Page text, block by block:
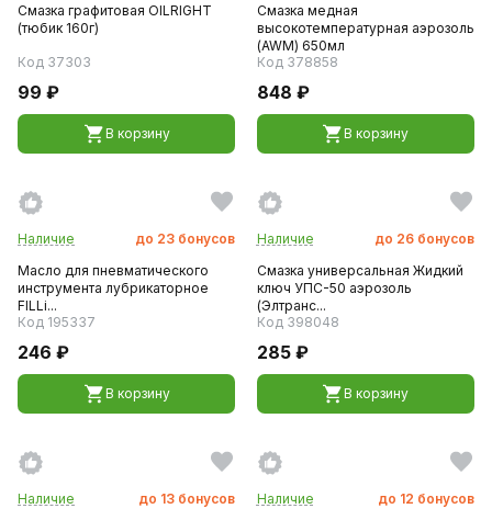
Смазка графитовая OILRIGHT
(тюбик 160г)
Код 37303
99 ₽
В корзину
Смазка медная
высокотемпературная аэрозоль
(AWM) 650мл
Код 378858
848 ₽
В корзину
Наличие до 23 бонусов
Масло для пневматического
инструмента лубрикаторное
FILLi...
Код 195337
246 ₽
В корзину
Наличие до 26 бонусов
Смазка универсальная Жидкий
ключ УПС-50 аэрозоль
(Элтранс...
Код 398048
285 ₽
В корзину
Наличие до 13 бонусов
Наличие до 12 бонусов